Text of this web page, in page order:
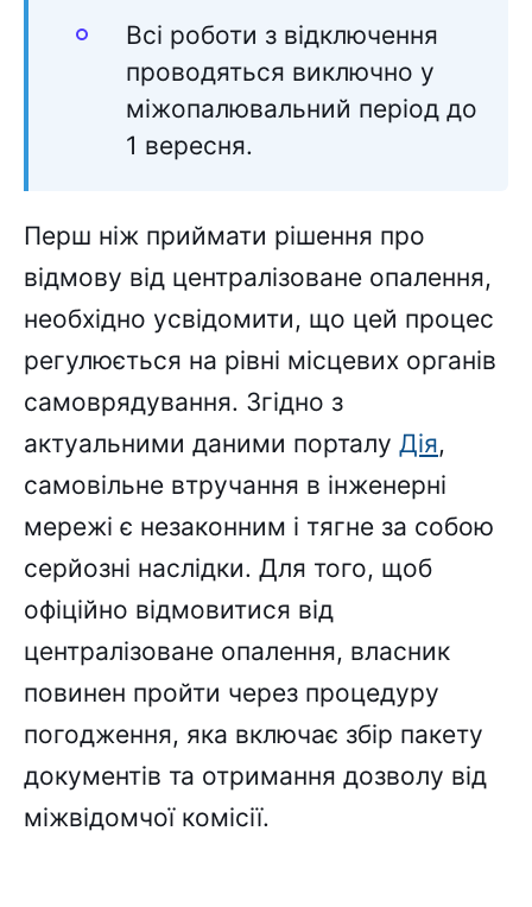
Всі роботи з відключення
проводяться виключно у
міжопалювальний період до
1 вересня.
Перш ніж приймати рішення про
відмову від централізоване опалення,
необхідно усвідомити, що цей процес
регулюється на рівні місцевих органів
самоврядування. Згідно з
актуальними даними порталу Дія,
самовільне втручання в інженерні
мережі є незаконним і тягне за собою
серйозні наслідки. Для того, щоб
офіційно відмовитися від
централізоване опалення, власник
повинен пройти через процедуру
погодження, яка включає збір пакету
документів та отримання дозволу від
міжвідомчої комісії.